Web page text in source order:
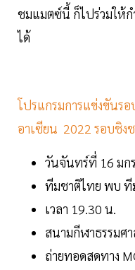
ชมแมตซ์นี้ ก็ไปร่วมให้
ได้
โปรแกรมการแข่งขันร
อาเซียน 2022 รอบชิง
วันจันทร์ที่ 16 มก
ทีมชาติไทย พบ ที
เวลา 19.30 น.
สนามกีฬาธรรมศ
ถ่ายทอดสดทาง